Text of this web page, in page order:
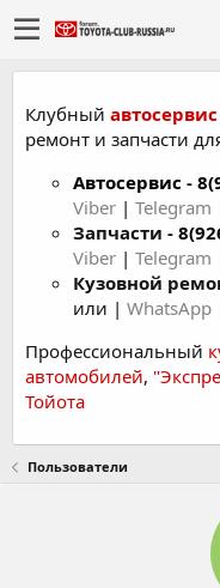
Клубный
ремонт и запчасти
Автосервис -
Viber | Telegram
Запчасти -
Viber | Telegram
Кузовной
или | WhatsApp
Профессиональный
автомобилей,
Тойота
Пользователи